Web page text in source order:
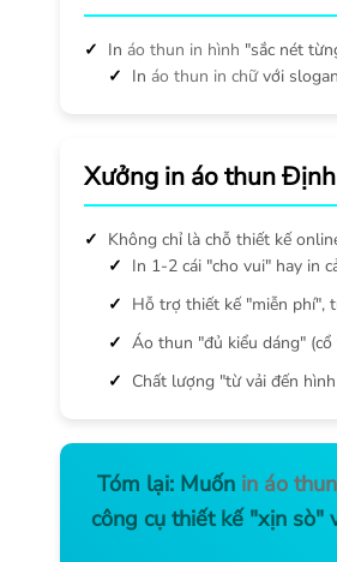
In áo thun in hình "sắc nét
In áo thun in chữvới
Xưởng in áo thun
Không chỉ là chỗ thiết kế
In 1-2 cái "cho vui" hay in
Hỗ trợ thiết kế "miễn phí",
Áo thun "đủ kiểu dáng"
Chất lượng "từ vải đến
Tóm lại: Muốn in áo thun
công cụ thiết kế "xịn sò"